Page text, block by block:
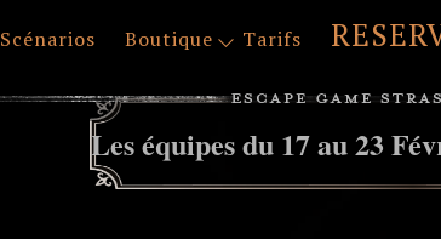
Scénarios Boutique Tarifs
Les équipes du 17 au 23